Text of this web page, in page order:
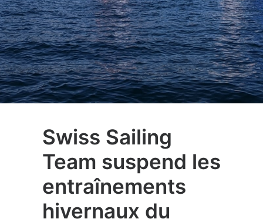
Swiss Sailing
Team suspend les
entraînements
hivernaux du